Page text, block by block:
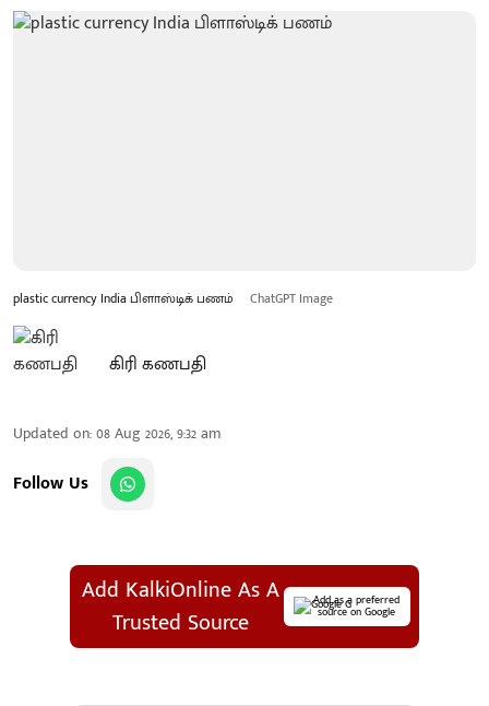
plastic currency India பிளாஸ்டிக் பணம் ChatGPT Image
கிரி கணபதி
Updated on:08 Aug 2026, 9:32 am
Follow Us
Add KalkiOnline As A
Trusted Source
Add as a preferred
source on Google